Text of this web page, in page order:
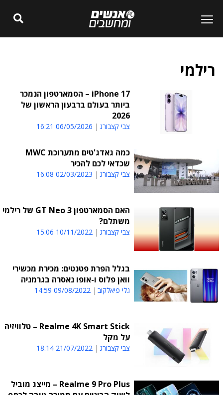
רילמי
iPhone 17 – הסמארטפון הנמכר
ביותר בעולם ברבעון הראשון של
2026
צבי קצבורג 06/05/2026 16:21
כמה גאדג'טים מתערוכת MWC
שכדאי לכם להכיר
צבי קצבורג 02/03/2023 16:08
האם הסמארטפון GT Neo 3 של רילמי
משתלם?
צבי קצבורג 10/11/2022 15:06
בגלל הפרת פטנטים: מכירת מכשירי
וואן פלוס ו-אופו נאסרה בגרמניה
גלי פיאלקוב 09/08/2022 14:59
Realme 4K Smart Stick – טלוויזיה
על מקל
צבי קצבורג 21/07/2022 18:14
Realme 9 Pro Plus – מייצג מוביל